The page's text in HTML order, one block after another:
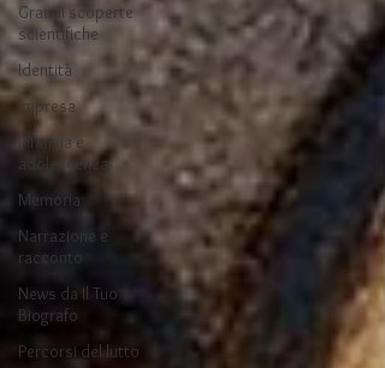
Grandi scoperte
scientifiche
Identità
Impresa
Infanzia e
adolescenza
Memoria
Narrazione e
racconto
News da Il Tuo
Biografo
Percorsi del lutto